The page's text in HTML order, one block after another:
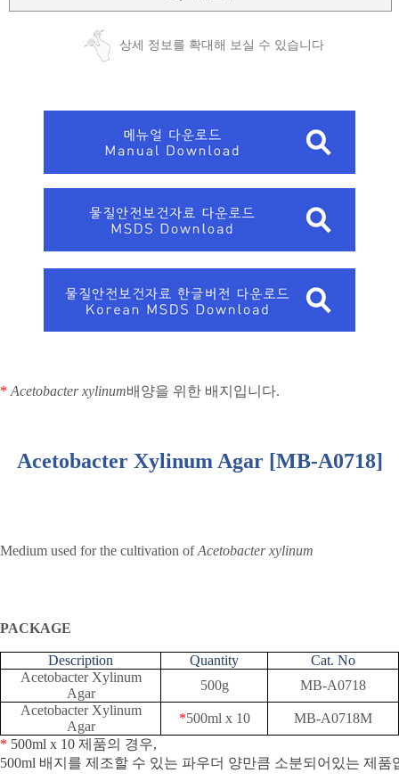
상세 정보를 확대해 보실 수 있습니다
* Acetobacter xylinum배양을 위한 배지입니다.
Acetobacter Xylinum Agar [MB-A0718]
Medium used for the cultivation ofAcetobacter xylinum
PACKAGE
Description Quantity
Cat. No
Acetobacter Xylinum
Agar
500g
MB-A0718
Acetobacter Xylinum
Agar
*500ml x 10
MB-A0718M
* 500ml x 10 제품의 경우,
500ml 배지를 제조할 수 있는 파우더 양만큼 소분되어있는 제품